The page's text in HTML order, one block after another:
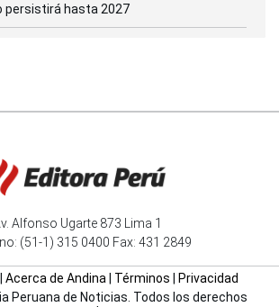
persistirá hasta 2027
Alfonso Ugarte 873 Lima 1
(51-1) 315 0400 Fax: 431 2849
Acerca de Andina| Términos
Privacidad
Peruana de Noticias. Todos los derechos